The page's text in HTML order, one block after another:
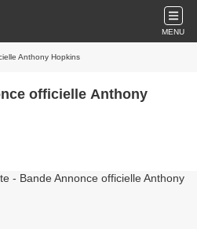
MENU
Anthony Hopkins
officielle Anthony